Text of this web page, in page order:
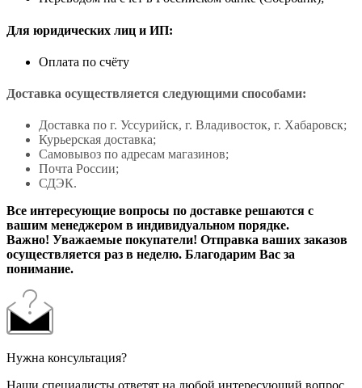
Для юридических лиц и ИП:
Оплата по счёту
Доставка осуществляется следующими способами:
Доставка по г. Уссурийск, г. Владивосток, г. Хабаровск;
Курьерская доставка;
Самовывоз по адресам магазинов;
Почта России;
СДЭК.
Все интересующие вопросы по доставке решаются с
вашим менеджером в индивидуальном порядке.
Важно! Уважаемые покупатели! Отправка ваших заказов
осуществляется раз в неделю. Благодарим Вас за
понимание.
Нужна консультация?